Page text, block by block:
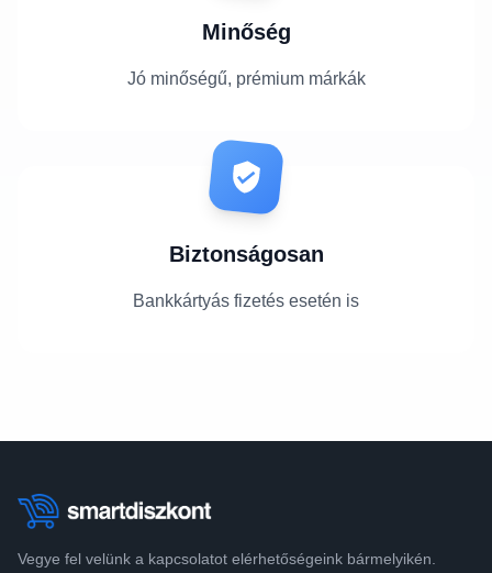
Minőség
Jó minőségű, prémium márkák
Biztonságosan
Bankkártyás fizetés esetén is
Vegye fel velünk a kapcsolatot elérhetőségeink bármelyikén.